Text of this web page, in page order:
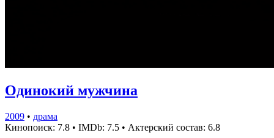
Одинокий мужчина
2009 • драма
Кинопоиск: 7.8 • IMDb: 7.5 • Актерский состав: 6.8